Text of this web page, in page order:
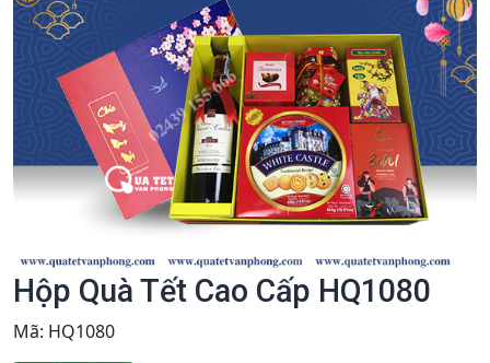
Hộp Quà Tết Cao Cấp HQ1080
Mã: HQ1080